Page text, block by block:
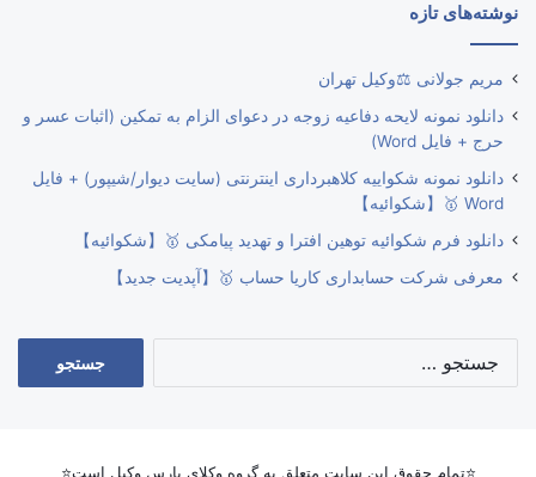
نوشته‌های تازه
مریم جولانی ⚖️وکیل تهران
دانلود نمونه لایحه دفاعیه زوجه در دعوای الزام به تمکین (اثبات عسر و
حرج + فایل Word)
دانلود نمونه شکواییه کلاهبرداری اینترنتی (سایت دیوار/شیپور) + فایل
Word 🥇【شکوائیه】
دانلود فرم شکوائیه توهین افترا و تهدید پیامکی 🥇【شکوائیه】
معرفی شرکت حسابداری کاریا حساب 🥇【آپدیت جدید】
⭐تمام حقوق این سایت متعلق به گروه وکلای پارس وکیل است⭐